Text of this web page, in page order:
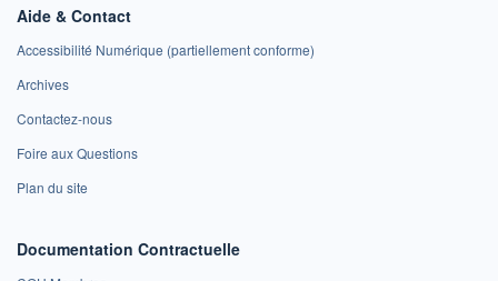
Aide & Contact
Accessibilité Numérique (partiellement conforme)
Archives
Contactez-nous
Foire aux Questions
Plan du site
Documentation Contractuelle